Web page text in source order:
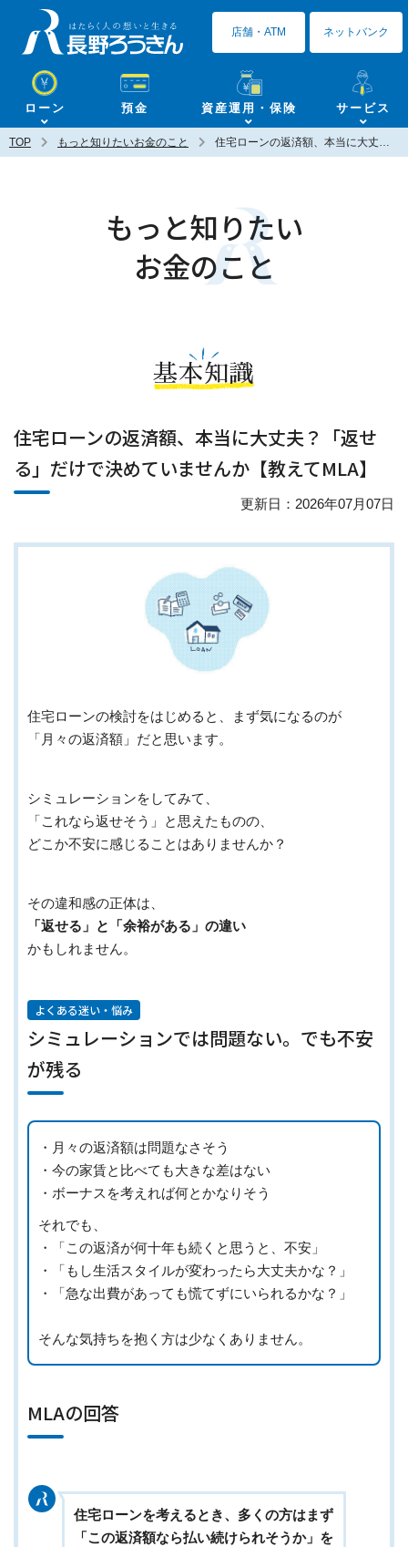
ローン 預金 資産運用・保険 サービス
店舗・ATM ネットバンク
TOP もっと知りたいお金のこと 住宅ローンの返済額、本当に大丈夫？「返せる」だけで決めていませんか【教えてMLA】
もっと知りたい
お金のこと
基本知識
住宅ローンの返済額、本当に大丈夫？「返せ
る」だけで決めていませんか【教えてMLA】
更新日：2026年07月07日
住宅ローンの検討をはじめると、まず気になるのが
「月々の返済額」だと思います。
シミュレーションをしてみて、
「これなら返せそう」と思えたものの、
どこか不安に感じることはありませんか？
その違和感の正体は、
「返せる」と「余裕がある」の違い
かもしれません。
よくある迷い・悩み
シミュレーションでは問題ない。でも不安
が残る
・月々の返済額は問題なさそう
・今の家賃と比べても大きな差はない
・ボーナスを考えれば何とかなりそう
それでも、
・「この返済が何十年も続くと思うと、不安」
・「もし生活スタイルが変わったら大丈夫かな？」
・「急な出費があっても慌てずにいられるかな？」
そんな気持ちを抱く方は少なくありません。
MLAの回答
住宅ローンを考えるとき、多くの方はまず
「この返済額なら払い続けられそうか」を